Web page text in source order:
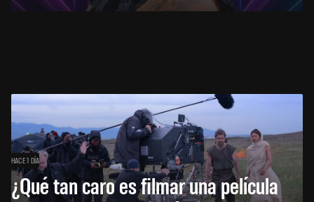
HACE 1 DÍA
¿Qué tan caro es filmar una película